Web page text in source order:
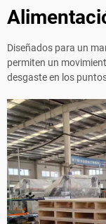
Diseñados para un
permiten un
desgaste en los